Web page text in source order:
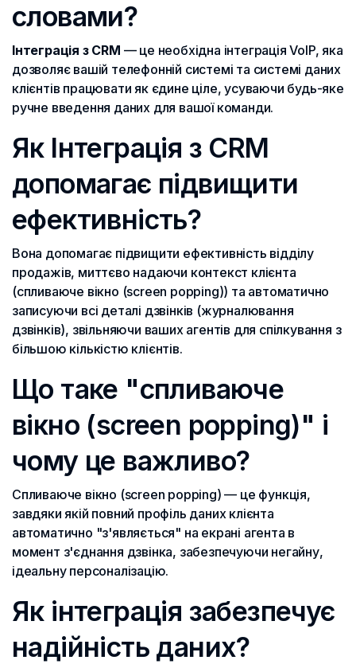
словами?
Інтеграція з CRM — це необхідна інтеграція VoIP, яка
дозволяє вашій телефонній системі та системі даних
клієнтів працювати як єдине ціле, усуваючи будь-яке
ручне введення даних для вашої команди.
Як Інтеграція з CRM
допомагає підвищити
ефективність?
Вона допомагає підвищити ефективність відділу
продажів, миттєво надаючи контекст клієнта
(спливаюче вікно (screen popping)) та автоматично
записуючи всі деталі дзвінків (журналювання
дзвінків), звільняючи ваших агентів для спілкування з
більшою кількістю клієнтів.
Що таке "спливаюче
вікно (screen popping)" і
чому це важливо?
Спливаюче вікно (screen popping) — це функція,
завдяки якій повний профіль даних клієнта
автоматично "з'являється" на екрані агента в
момент з'єднання дзвінка, забезпечуючи негайну,
ідеальну персоналізацію.
Як інтеграція забезпечує
надійність даних?